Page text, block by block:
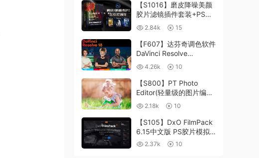
【S1016】磨皮降噪美颜
胶片滤镜插件套装+PS动
作 Imagenomic
Professional Plugin Suite
v2027 Win汉化中文版
2.84k 15
【F607】达芬奇调色软件
DaVinci Resolve
Studio18.6Win、Mac 中
文/英文
4.26k 10
【S800】PT Photo
Editor(轻量级的图片编辑
工具)5.10.3汉化版 WIN
2.18k 10
【S105】DxO FilmPack
6.15中文版 PS胶片模拟
滤镜支持WIN/MAC
2.37k 10